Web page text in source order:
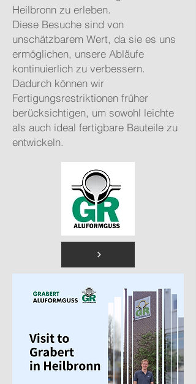
Heilbronn zu erleben.
Diese Besuche sind von
unschätzbarem Wert, da sie es uns
ermöglichen, unsere Abläufe
kontinuierlich zu verbessern.
Dadurch können wir
Fertigungsrestriktionen früher
berücksichtigen, um sowohl leichte
als auch ideal fertigbare Bauteile zu
entwickeln.